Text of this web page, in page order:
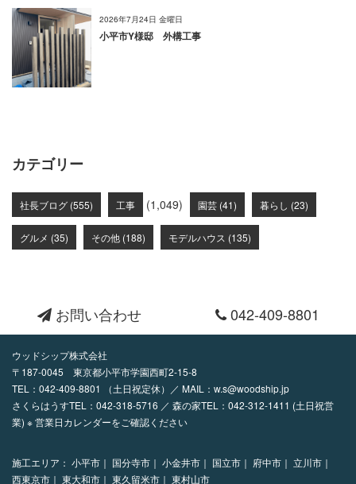
2026年7月24日 金曜日
小平市Y様邸 外構工事
カテゴリー
社長ブログ (555) 工事 (1,049) 園芸 (41) 暮らし (23)
グルメ (35) その他 (188) モデルハウス (135)
お問い合わせ 042-409-8801
ウッドシップ株式会社
〒187-0045 東京都小平市学園西町2-15-8
TEL： 042-409-8801 （土日祝定休）／ MAIL： w.s@woodship.jp
さくらはうすTEL：042-318-5716 ／ 森の家TEL：042-312-1411 (土日祝営
業) ※ 営業日カレンダーをご確認ください
施工エリア： 小平市｜ 国分寺市｜ 小金井市｜ 国立市｜ 府中市｜ 立川市｜
西東京市｜ 東大和市｜ 東久留米市｜ 東村山市